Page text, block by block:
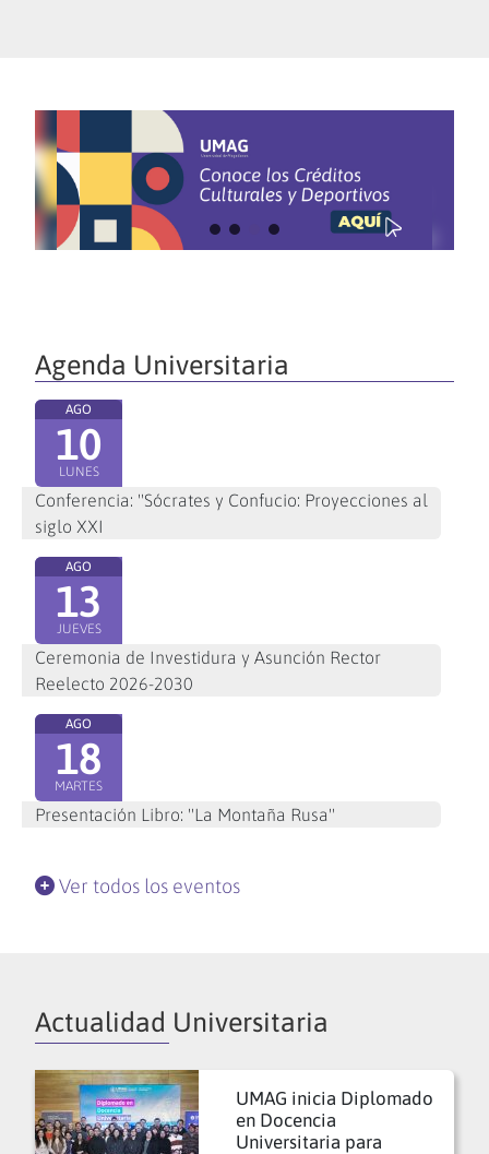
Agenda Universitaria
AGO
10
LUNES
Conferencia: "Sócrates y Confucio: Proyecciones al
siglo XXI
AGO
13
JUEVES
Ceremonia de Investidura y Asunción Rector
Reelecto 2026-2030
AGO
18
MARTES
Presentación Libro: "La Montaña Rusa"
Ver todos los eventos
Actualidad Universitaria
UMAG inicia Diplomado
en Docencia
Universitaria para